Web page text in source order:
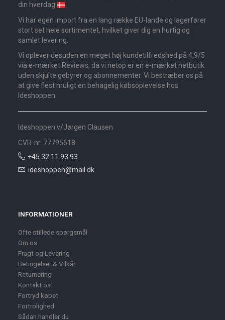
din hverdag
Vi har egen import fra en lang række EU-lande og lagerfører
stort set hele sortimentet, hvilket giver dig en hurtig og
samlet levering.
Vi oplever desuden en meget høj kundetilfredshed på 4,9/5
via e-mærket Reviews, da vi netop er en e-mærket netbutik
uden skjulte gebyrer og abonnementer. Vi bestræber os på
at give flest muligt en behagelig købsoplevelse hos
Ideshoppen.
Ideshoppen v/Jørgen Clausen
CVR-nr. 77795618
+45 32 11 93 93
ideshoppen@mail.dk
INFORMATIONER
Ofte stillede spørgsmål
Om os
Fragt og Levering
Betingelser & Vilkår
Returnering
Kontakt os
Fortryd købet
Fortrolighed
Sådan handler du